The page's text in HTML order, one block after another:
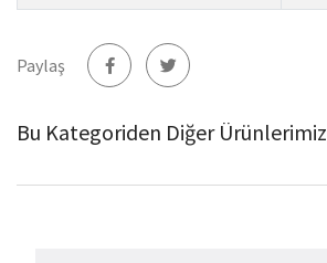
Paylaş
Bu Kategoriden Diğer Ürünlerimiz